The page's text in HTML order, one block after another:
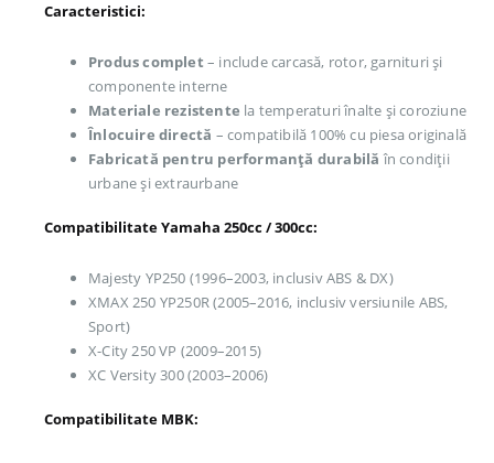
Caracteristici:
Produs complet – include carcasă, rotor, garnituri și
componente interne
Materiale rezistente la temperaturi înalte și coroziune
Înlocuire directă – compatibilă 100% cu piesa originală
Fabricată pentru performanță durabilă în condiții
urbane și extraurbane
Compatibilitate Yamaha 250cc / 300cc:
Majesty YP250 (1996–2003, inclusiv ABS & DX)
XMAX 250 YP250R (2005–2016, inclusiv versiunile ABS,
Sport)
X-City 250 VP (2009–2015)
XC Versity 300 (2003–2006)
Compatibilitate MBK: